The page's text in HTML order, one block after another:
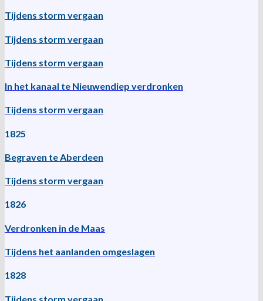
Tijdens storm vergaan
Tijdens storm vergaan
Tijdens storm vergaan
In het kanaal te Nieuwendiep verdronken
Tijdens storm vergaan
1825
Begraven te Aberdeen
Tijdens storm vergaan
1826
Verdronken in de Maas
Tijdens het aanlanden omgeslagen
1828
Tijdens storm vergaan